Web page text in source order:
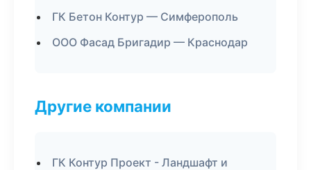
ГК Бетон Контур — Симферополь
ООО Фасад Бригадир — Краснодар
Другие компании
ГК Контур Проект - Ландшафт и